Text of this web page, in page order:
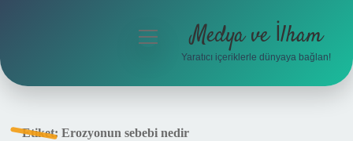
menüyü
Medya ve İlham
Yaratıcı içeriklerle dünyaya bağlan!
Etiket: Erozyonun sebebi nedir